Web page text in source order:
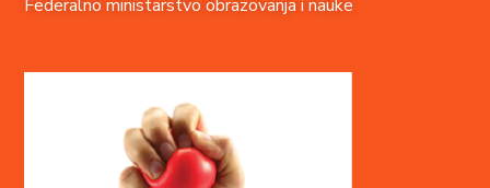
Federalno ministarstvo obrazovanja i nauke